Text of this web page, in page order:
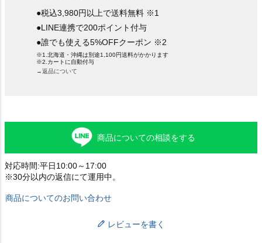
●税込3,980円以上で送料無料 ※1
●LINE連携で200ポイント付与
●誰でも使える5%OFFクーポン ※2
※1.北海道・沖縄は別途1,100円送料がかかります
※2.カートに自動付与
→返品について
商品についての相談をする
対応時間:平日10:00～17:00
※30分以内の返信にて運用中。
商品についてのお問い合わせ
レビューを書く